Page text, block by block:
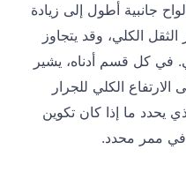
جانبية أطول إلى زيادة
الكلي، وقد يتجاوز
في كل قسم أدناه، يشير
الكلي للجرار
يحدد ما إذا كان تكوين
في ممر محدد.